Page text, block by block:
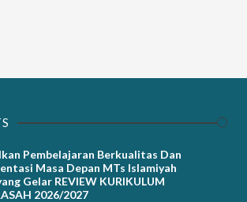
Pembelajaran Berkualitas Dan
Masa Depan MTs Islamiyah
Gelar REVIEW KURIKULUM
2026/2027